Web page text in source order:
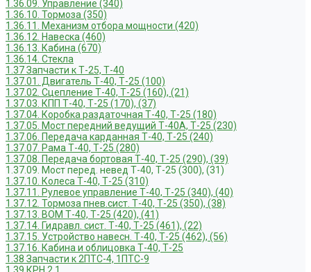
1.36.09. Управление (340)
1.36.10. Тормоза (350)
1.36.11. Механизм отбора мощности (420)
1.36.12. Навеска (460)
1.36.13. Кабина (670)
1.36.14. Стекла
1.37 Запчасти к Т-25, Т-40
1.37.01. Двигатель Т-40, Т-25 (100)
1.37.02. Сцепление Т-40, Т-25 (160), (21)
1.37.03. КПП Т-40, Т-25 (170), (37)
1.37.04. Коробка раздаточная Т-40, Т-25 (180)
1.37.05. Мост передний ведущий Т-40А, Т-25 (230)
1.37.06. Передача карданная Т-40, Т-25 (240)
1.37.07. Рама Т-40, Т-25 (280)
1.37.08. Передача бортовая Т-40, Т-25 (290), (39)
1.37.09. Мост перед. невед Т-40, Т-25 (300), (31)
1.37.10. Колеса Т-40, Т-25 (310)
1.37.11. Рулевое управление Т-40, Т-25 (340), (40)
1.37.12. Тормоза пнев.сист. Т-40, Т-25 (350), (38)
1.37.13. ВОМ Т-40, Т-25 (420), (41)
1.37.14. Гидравл. сист. Т-40, Т-25 (461), (22)
1.37.15. Устройство навесн. Т-40, Т-25 (462), (56)
1.37.16. Кабина и облицовка Т-40, Т-25
1.38 Запчасти к 2ПТС-4, 1ПТС-9